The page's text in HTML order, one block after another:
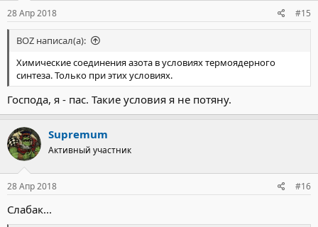
28 Апр 2018 #15
BOZ написал(а):
Химические соединения азота в условиях термоядерного
синтеза. Только при этих условиях.
Господа, я - пас. Такие условия я не потяну.
Supremum
Активный участник
28 Апр 2018 #16
Слабак...